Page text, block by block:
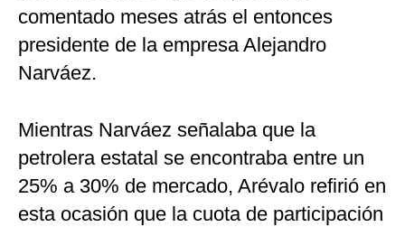
comentado meses atrás el entonces
presidente de la empresa Alejandro
Narváez.
Mientras Narváez señalaba que la
petrolera estatal se encontraba entre un
25% a 30% de mercado, Arévalo refirió en
esta ocasión que la cuota de participación